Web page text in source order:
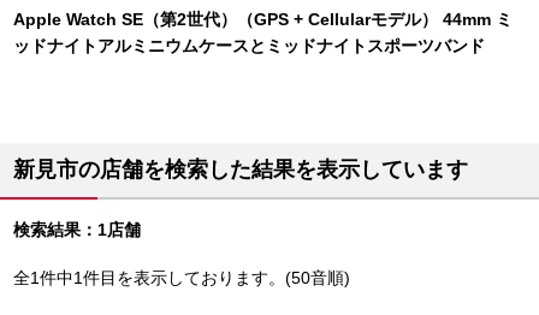
Apple Watch SE（第2世代）（GPS + Cellularモデル） 44mm ミ
ッドナイトアルミニウムケースとミッドナイトスポーツバンド
新見市の店舗を検索した結果を表示しています
検索結果：1店舗
全1件中1件目を表示しております。(50音順)